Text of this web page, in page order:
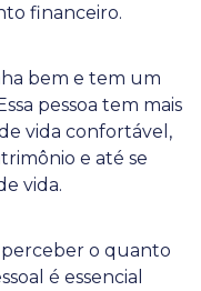
financeiro.
bem e tem um
pessoa tem mais
vida confortável,
e até se
vida.
perceber o quanto
é essencial